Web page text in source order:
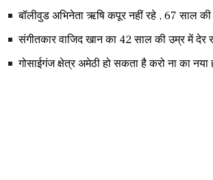
बॉलीवुड अभिनेता ऋषि कपूर नहीं रहे , 67 साल
संगीतकार वाजिद खान का 42 साल की उम्र में देर
गोसाईगंज क्षेत्र अमेठी हो सकता है करो ना का नया